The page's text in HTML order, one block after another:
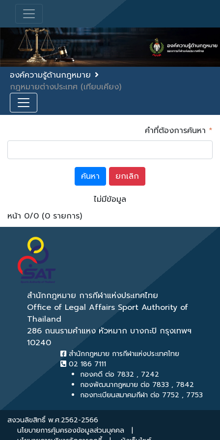
องค์ความรู้ด้านกฎหมาย
กฎหมายต่างประเทศ (เทียบเคียง)
คำที่ต้องการค้นหา *
ไม่มีข้อมูล
หน้า 0/0 (0 รายการ)
สำนักกฎหมาย การกีฬาแห่งประเทศไทย
Office of Legal Affairs Sport Authority of
Thailand
286 ถนนรามคำแหง หัวหมาก บางกะปิ กรุงเทพฯ
10240
สำนักกฎหมาย การกีฬาแห่งประเทศไทย
02 186 7111
กองคดี ต่อ 7832 , 7242
กองพัฒนากฎหมาย ต่อ 7833 , 7842
กองทะเบียนสมาคมกีฬา ต่อ 7752 , 7753
สงวนลิขสิทธิ์ พ.ศ.2562-2566
นโยบายการคุ้มครองข้อมูลส่วนบุคคล |